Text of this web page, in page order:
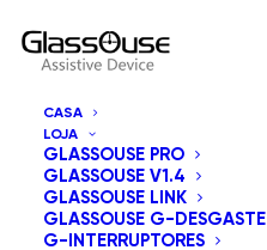
CASA
LOJA
GLASSOUSE PRO
GLASSOUSE V1.4
GLASSOUSE LINK
GLASSOUSE G-DESGASTE
G-INTERRUPTORES